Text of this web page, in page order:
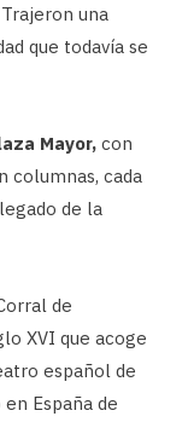
una
que todavía se
Mayor, con
columnas, cada
de la
de
XVI que acoge
español de
España de